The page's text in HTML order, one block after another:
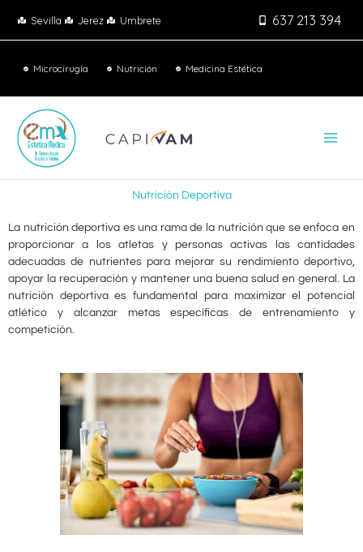
Contenido
Sevilla Jerez Umbrete 637 213 394
Microcirugía Nutrición Medicina Estética
Nutrición Deportiva
La nutrición deportiva es una rama de la nutrición que se enfoca en
proporcionar a los atletas y personas activas las cantidades
adecuadas de nutrientes para mejorar su rendimiento deportivo,
apoyar la recuperación y mantener una buena salud en general. La
nutrición deportiva es fundamental para maximizar el potencial
atlético y alcanzar metas específicas de entrenamiento y
competición.